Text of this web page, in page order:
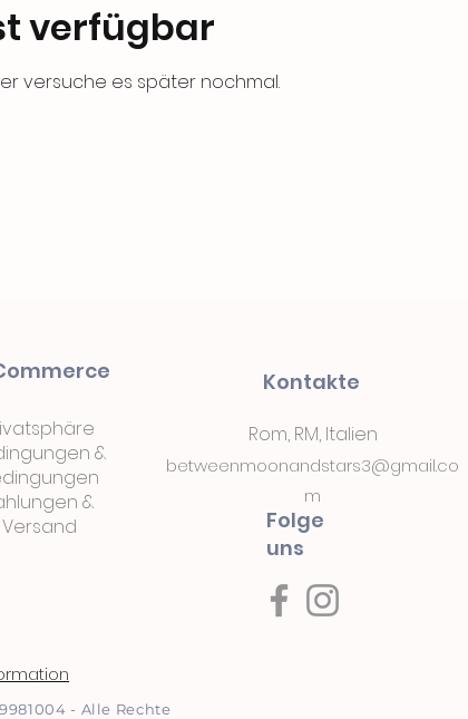
verfügbar
versuche es später nochmal.
&
&
Versand
Rom, RM, Italien
betweenmoonandstars3@gmail.co
m
Kontakte
Folge
uns
- Alle Rechte